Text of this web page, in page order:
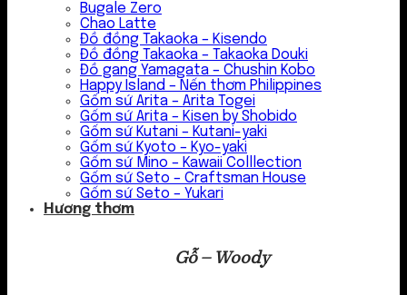
Bugale Zero
Chao Latte
Đồ đồng Takaoka – Kisendo
Đồ đồng Takaoka – Takaoka Douki
Đồ gang Yamagata – Chushin Kobo
Happy Island – Nến thơm Philippines
Gốm sứ Arita – Arita Togei
Gốm sứ Arita – Kisen by Shobido
Gốm sứ Kutani – Kutani-yaki
Gốm sứ Kyoto – Kyo-yaki
Gốm sứ Mino – Kawaii Colllection
Gốm sứ Seto – Craftsman House
Gốm sứ Seto – Yukari
Hương thơm
Gỗ – Woody